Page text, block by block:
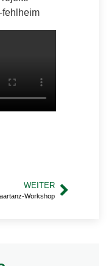
fehlheim
WEITER
Workshop